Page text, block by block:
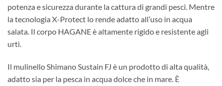
potenza e sicurezza durante la cattura di grandi pesci. Mentre
la tecnologia X-Protect lo rende adatto all’uso in acqua
salata. Il corpo HAGANE è altamente rigido e resistente agli
urti.
Il mulinello Shimano Sustain FJ è un prodotto di alta qualità,
adatto sia per la pesca in acqua dolce che in mare. È